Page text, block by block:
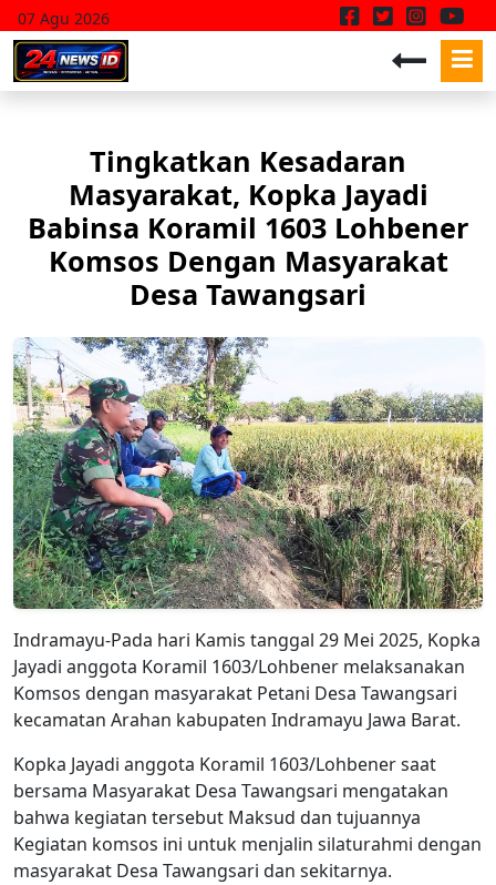
07 Agu 2026
Tingkatkan Kesadaran
Masyarakat, Kopka Jayadi
Babinsa Koramil 1603 Lohbener
Komsos Dengan Masyarakat
Desa Tawangsari
Indramayu-Pada hari Kamis tanggal 29 Mei 2025, Kopka
Jayadi anggota Koramil 1603/Lohbener melaksanakan
Komsos dengan masyarakat Petani Desa Tawangsari
kecamatan Arahan kabupaten Indramayu Jawa Barat.
Kopka Jayadi anggota Koramil 1603/Lohbener saat
bersama Masyarakat Desa Tawangsari mengatakan
bahwa kegiatan tersebut Maksud dan tujuannya
Kegiatan komsos ini untuk menjalin silaturahmi dengan
masyarakat Desa Tawangsari dan sekitarnya.